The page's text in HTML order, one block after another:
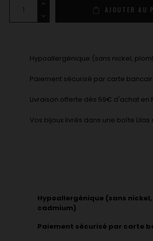
AJOUTER AU
Hypoallergénique (sans nickel,
Paiement sécurisé par carte
Livraison offerte dès 59€ d'achat en
Vos bijoux livrés dans une boîte Lilas
Hypoallergénique (sans
cadmium)
Paiement sécurisé par carte